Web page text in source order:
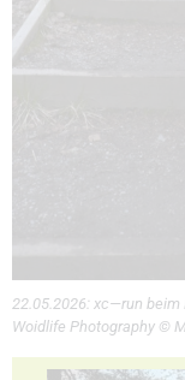
22.05.2026: xc—run
Woidlife Photography ©